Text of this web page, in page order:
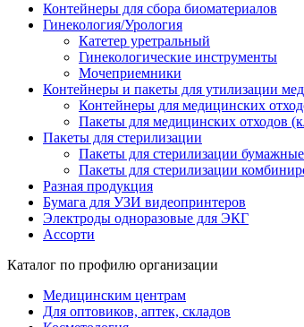
Контейнеры для сбора биоматериалов
Гинекология/Урология
Катетер уретральный
Гинекологические инструменты
Мочеприемники
Контейнеры и пакеты для утилизации
Контейнеры для медицинских
Пакеты для медицинских отходов
Пакеты для стерилизации
Пакеты для стерилизации бумажные
Пакеты для стерилизации
Разная продукция
Бумага для УЗИ видеопринтеров
Электроды одноразовые для ЭКГ
Ассорти
Каталог по профилю организации
Медицинским центрам
Для оптовиков, аптек, складов